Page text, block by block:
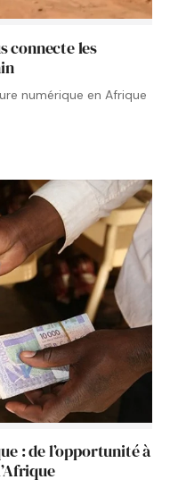
connecte les
numérique en Afrique
: de l’opportunité à